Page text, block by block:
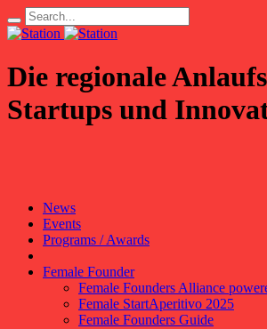
Die regionale
Startups und
News
Events
Programs / Awards
Female Founder
Female Founders Alliance
Female StartAperitivo 2025
Female Founders Guide